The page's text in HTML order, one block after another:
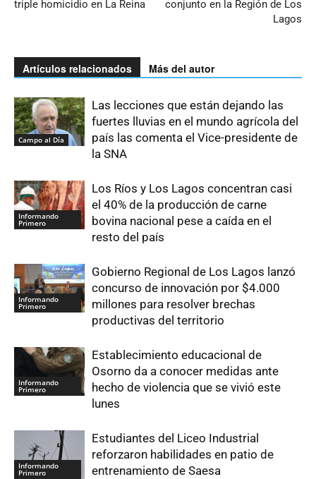
triple homicidio en La Reina
conjunto en la Región de Los
Lagos
Artículos relacionados Más del autor
Campo al Día
Las lecciones que están dejando las
fuertes lluvias en el mundo agrícola del
país las comenta el Vice-presidente de
la SNA
Informando
Primero
Los Ríos y Los Lagos concentran casi
el 40% de la producción de carne
bovina nacional pese a caída en el
resto del país
Informando
Primero
Gobierno Regional de Los Lagos lanzó
concurso de innovación por $4.000
millones para resolver brechas
productivas del territorio
Informando
Primero
Establecimiento educacional de
Osorno da a conocer medidas ante
hecho de violencia que se vivió este
lunes
Informando
Primero
Estudiantes del Liceo Industrial
reforzaron habilidades en patio de
entrenamiento de Saesa